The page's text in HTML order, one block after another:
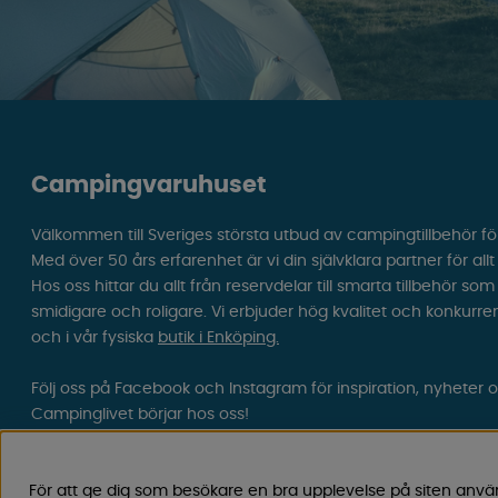
Campingvaruhuset
Välkommen till Sveriges största utbud av campingtillbehör
Med över 50 års erfarenhet är vi din självklara partner för
Hos oss hittar du allt från reservdelar till smarta tillbehör
smidigare och roligare. Vi erbjuder hög kvalitet och
och i vår fysiska butik i Enköping.
Följ oss på Facebook och Instagram för inspiration, nyheter
Campinglivet börjar hos oss!
För att ge dig som besökare en bra upplevelse på siten